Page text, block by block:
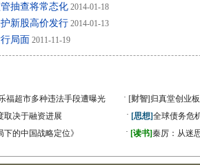
抽查将常态化 2014-01-18
新股高价发行 2014-01-13
局面 2011-11-19
福超市多种违法手段遭曝光 · [财智] 归真堂创业
取决于融资进展 · [思想]全球债务危
下的中国战略定位》 · [读书]秦厉：从迷